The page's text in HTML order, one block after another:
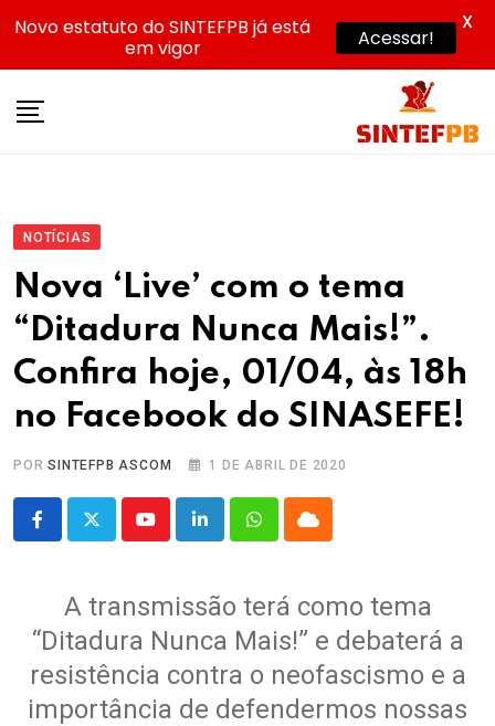
NOTÍCIAS
Nova ‘Live’ com o tema
“Ditadura Nunca Mais!”.
Confira hoje, 01/04, às 18h
no Facebook do SINASEFE!
PORSINTEFPB ASCOM 1 DE ABRIL DE 2020
YoutubeLinkedInWhatsappCloud
A transmissão terá como tema
“Ditadura Nunca Mais!” e debaterá a
resistência contra o neofascismo e a
importância de defendermos nossas
Novo estatuto do SINTEFPB já está
em vigor
Acessar!
X